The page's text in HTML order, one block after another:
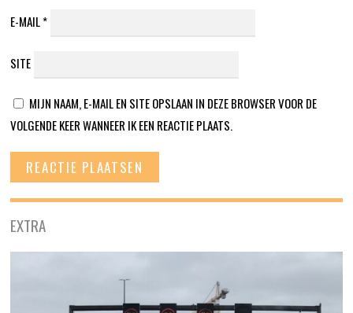
E-MAIL*
SITE
MIJN NAAM, E-MAIL EN SITE OPSLAAN IN DEZE BROWSER VOOR DE
VOLGENDE KEER WANNEER IK EEN REACTIE PLAATS.
EXTRA